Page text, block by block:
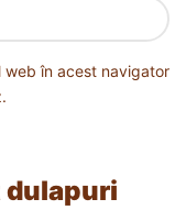
dulapuri
web în acest navigator